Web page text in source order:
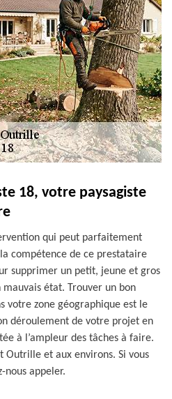
18, votre paysagiste
qui peut parfaitement
compétence de ce prestataire
supprimer un petit, jeune et gros
état. Trouver un bon
votre zone géographique est le
déroulement de votre projet en
à l’ampleur des tâches à faire.
Outrille et aux environs. Si vous
nous appeler.